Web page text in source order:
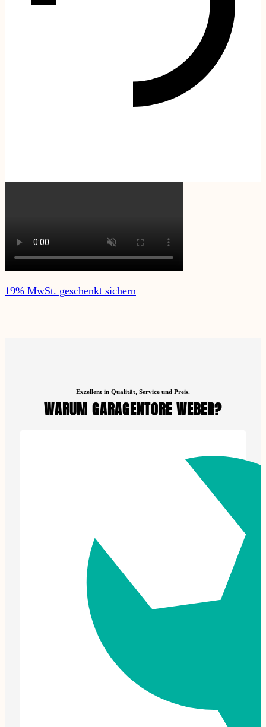
19% MwSt. geschenkt sichern
Exzellent in Qualität, Service und Preis.
WARUM GARAGENTORE WEBER?